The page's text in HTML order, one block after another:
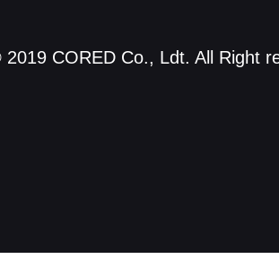
2019 CORED Co., Ldt. All Right